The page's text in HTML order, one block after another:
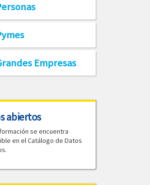
Empresas
abiertos
se encuentra
en el Catálogo de Datos